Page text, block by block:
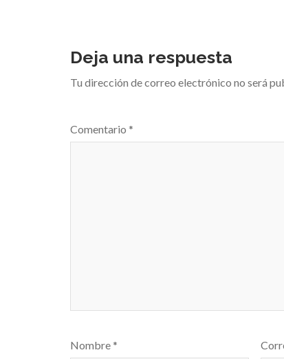
Deja una respuesta
Tu dirección de correo electrónico no será
Comentario *
Nombre*